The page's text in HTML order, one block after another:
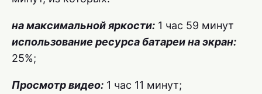
на максимальной яркости: 1 час 59 минут
использование ресурса батареи на экран:
25%;
Просмотр видео: 1 час 11 минут;